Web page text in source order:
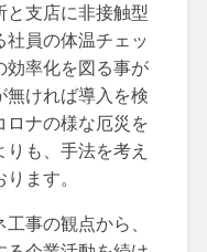
と支店に非接触型
社員の体温チェッ
効率化を図る事が
無ければ導入を検
ロナの様な厄災を
も、手法を考え
ます。
事の観点から、